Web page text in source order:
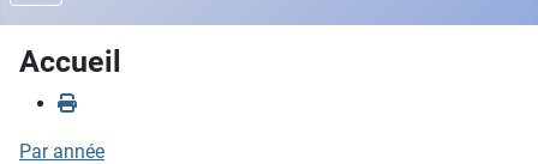
Accueil
Par année